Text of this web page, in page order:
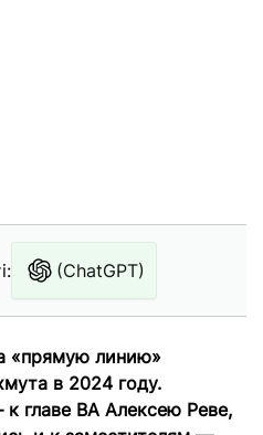
(ChatGPT)
«прямую линию»
в 2024 году.
главе ВА Алексею Реве,